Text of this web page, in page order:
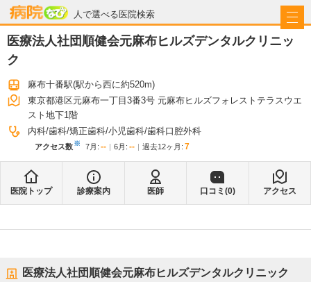
人で選べる医院検索
病院なび
医療法人社団順健会元麻布ヒルズデンタルクリニッ
ク
麻布十番駅(駅から西に約520m)
東京都港区元麻布一丁目3番3号 元麻布ヒルズフォレストテラスウエ
スト地下1階
内科 歯科 矯正歯科 小児歯科 歯科口腔外科
アクセス数※ 7月 : -- 6月 : -- 過去12ヶ月: 7
医院トップ 診療案内 医師 口コミ(0) アクセス
医療法人社団順健会元麻布ヒルズデンタルクリニック